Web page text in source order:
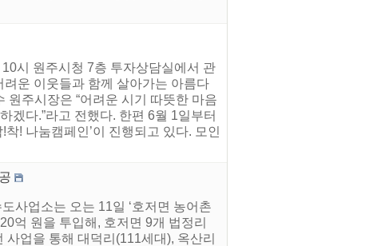
시 원주시청 7층 투자상담실에서 관
운 이웃들과 함께 살아가는 아름다
원주시장은 “어려운 시기 따뜻한 마음
겠다.”라고 전했다. 한편 6월 1일부터
! 나눔캠페인’이 진행되고 있다. 모인
사업소는 오는 11일 ‘호저면 농어촌
억 원을 투입해, 호저면 9개 법정리
업을 통해 대덕리(111세대), 옥산리